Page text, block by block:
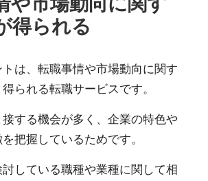
得られる
は、 転職事情や市場動向に関す
られる転職サービスです。
する機会が多く、企業の特色や
把握しているためです。
している職種や業種に関して相